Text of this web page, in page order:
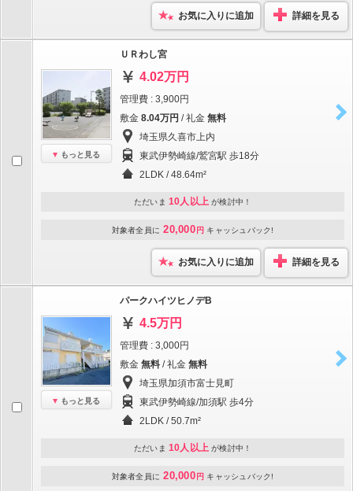
お気に入りに追加 詳細を見る
もっと見る
ＵＲわし宮
4.02万円
管理費 : 3,900円
敷金 8.04万円 / 礼金 無料
埼玉県久喜市上内
東武伊勢崎線/鷲宮駅 歩18分
2LDK / 48.64m²
ただいま 10人以上 が検討中！
対象者全員に 20,000 円 キャッシュバック!
お気に入りに追加 詳細を見る
もっと見る
パークハイツヒノデB
4.5万円
管理費 : 3,000円
敷金 無料 / 礼金 無料
埼玉県加須市富士見町
東武伊勢崎線/加須駅 歩4分
2LDK / 50.7m²
ただいま 10人以上 が検討中！
対象者全員に 20,000 円 キャッシュバック!